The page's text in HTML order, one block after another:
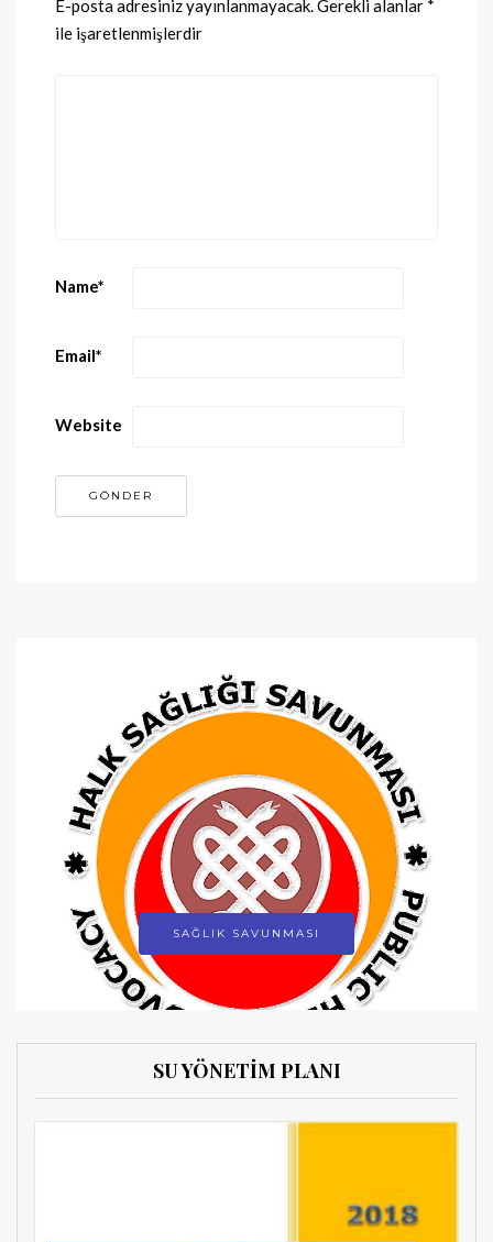
E-posta adresiniz yayınlanmayacak.Gerekli alanlar *
ile işaretlenmişlerdir
Name*
Email*
Website
SAĞLIK SAVUNMASI
SU YÖNETİM PLANI